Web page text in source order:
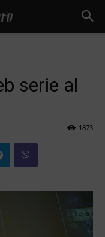
serie al
1873